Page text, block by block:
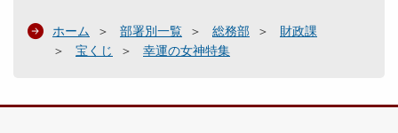
ホーム 部署別一覧 総務部
財政課
宝くじ
幸運の女神特集